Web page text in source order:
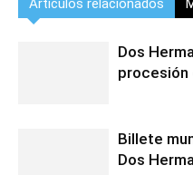
Artículos relacionados
Dos
procesión
Billete
Dos